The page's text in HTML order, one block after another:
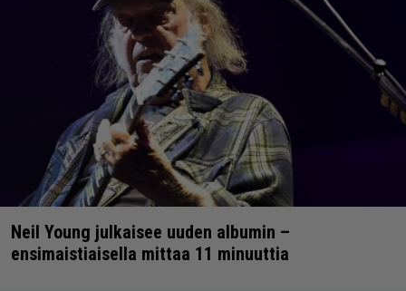
Neil Young julkaisee uuden albumin –
ensimaistiaisella mittaa 11 minuuttia